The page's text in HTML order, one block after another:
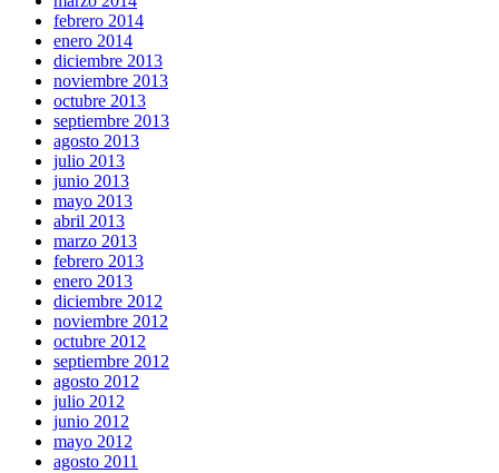
febrero 2014
enero 2014
diciembre 2013
noviembre 2013
octubre 2013
septiembre 2013
agosto 2013
julio 2013
junio 2013
mayo 2013
abril 2013
marzo 2013
febrero 2013
enero 2013
diciembre 2012
noviembre 2012
octubre 2012
septiembre 2012
agosto 2012
julio 2012
junio 2012
mayo 2012
agosto 2011